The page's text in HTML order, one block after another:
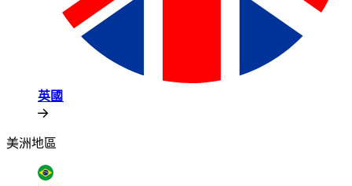
英國​​
美洲地區​​